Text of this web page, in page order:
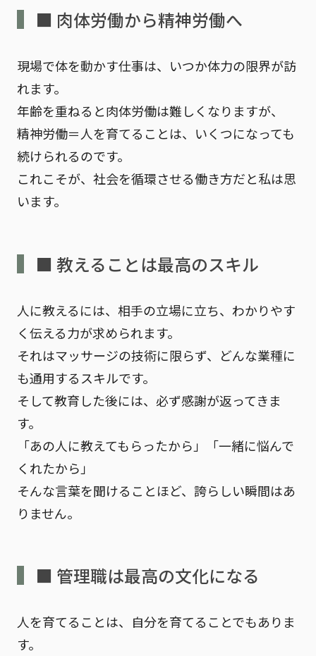
■ 肉体労働から精神労働へ
現場で体を動かす仕事は、いつか体力の限界が訪
れます。
年齢を重ねると肉体労働は難しくなりますが、
精神労働＝人を育てることは、いくつになっても
続けられるのです。
これこそが、社会を循環させる働き方だと私は思
います。
■ 教えることは最高のスキル
人に教えるには、相手の立場に立ち、わかりやす
く伝える力が求められます。
それはマッサージの技術に限らず、どんな業種に
も通用するスキルです。
そして教育した後には、必ず感謝が返ってきま
す。
「あの人に教えてもらったから」「一緒に悩んで
くれたから」
そんな言葉を聞けることほど、誇らしい瞬間はあ
りません。
■ 管理職は最高の文化になる
人を育てることは、自分を育てることでもありま
す。